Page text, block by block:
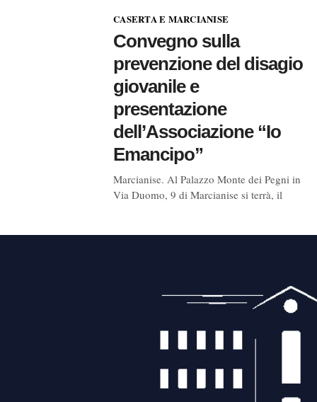
CASERTA E MARCIANISE
Convegno sulla
prevenzione del disagio
giovanile e
presentazione
dell’Associazione “Io
Emancipo”
Marcianise. Al Palazzo Monte dei Pegni in
Via Duomo, 9 di Marcianise si terrà, il